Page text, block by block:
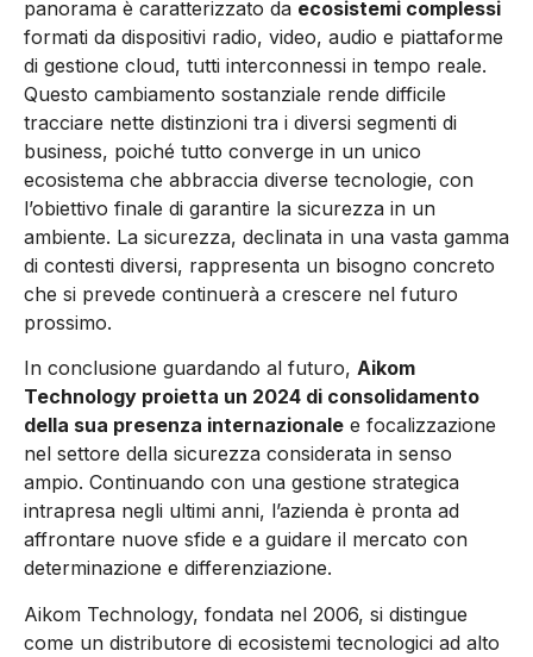
panorama è caratterizzato da ecosistemi complessi
formati da dispositivi radio, video, audio e piattaforme
di gestione cloud, tutti interconnessi in tempo reale.
Questo cambiamento sostanziale rende difficile
tracciare nette distinzioni tra i diversi segmenti di
business, poiché tutto converge in un unico
ecosistema che abbraccia diverse tecnologie, con
l’obiettivo finale di garantire la sicurezza in un
ambiente. La sicurezza, declinata in una vasta gamma
di contesti diversi, rappresenta un bisogno concreto
che si prevede continuerà a crescere nel futuro
prossimo.
In conclusione guardando al futuro, Aikom
Technology proietta un 2024 di consolidamento
della sua presenza internazionale e focalizzazione
nel settore della sicurezza considerata in senso
ampio. Continuando con una gestione strategica
intrapresa negli ultimi anni, l’azienda è pronta ad
affrontare nuove sfide e a guidare il mercato con
determinazione e differenziazione.
Aikom Technology, fondata nel 2006, si distingue
come un distributore di ecosistemi tecnologici ad alto